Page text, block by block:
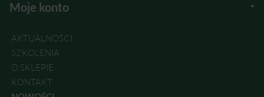
Moje konto
AKTUALNOŚCI
SZKOLENIA
O SKLEPIE
KONTAKT